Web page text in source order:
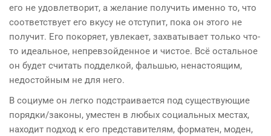
его не удовлетворит, а желание получить именно то, что
соответствует его вкусу не отступит, пока он этого не
получит. Его покоряет, увлекает, захватывает только что-
то идеальное, непревзойденное и чистое. Всё остальное
он будет считать подделкой, фальшью, ненастоящим,
недостойным не для него.
В социуме он легко подстраивается под существующие
порядки/законы, уместен в любых социальных местах,
находит подход к его представителям, форматен, моден,